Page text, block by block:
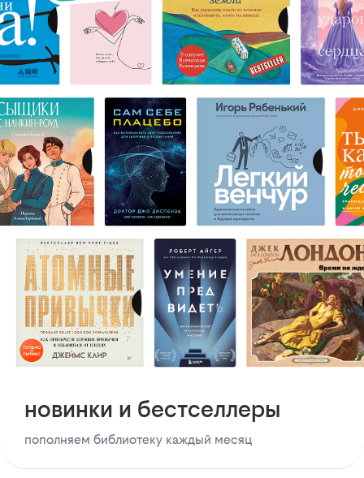
новинки и бестселлеры
пополняем библиотеку каждый месяц